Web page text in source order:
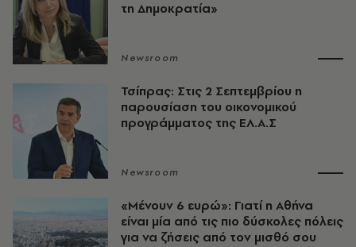
τη Δημοκρατία»
Newsroom
Τσίπρας: Στις 2 Σεπτεμβρίου η
παρουσίαση του οικονομικού
προγράμματος της ΕΛ.Α.Σ
Newsroom
«Μένουν 6 ευρώ»: Γιατί η Αθήνα
είναι μία από τις πιο δύσκολες πόλεις
για να ζήσεις από τον μισθό σου